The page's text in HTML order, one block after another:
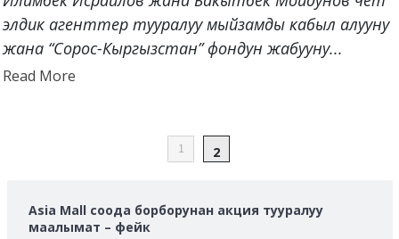
элдик агенттер тууралуу мыйзамды кабыл алууну
жана “Сорос-Кыргызстан” фондун жабууну...
Read MoreRead
1 2
Asia Mall соода борборунан акция тууралуу
маалымат – фейк